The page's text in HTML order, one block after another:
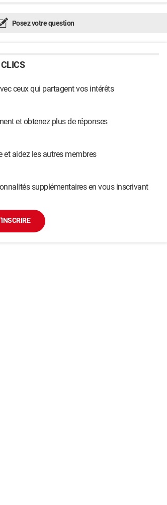
Posez votre question
ceux qui partagent vos intérêts
et obtenez plus de réponses
et aidez les autres membres
supplémentaires en vous inscrivant